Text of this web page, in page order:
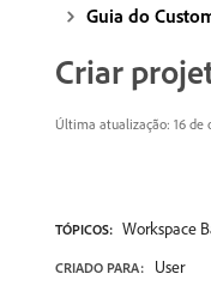
Guia do
Criar
Última atualização: 16 de
TÓPICOS: Workspace
CRIADO PARA: User